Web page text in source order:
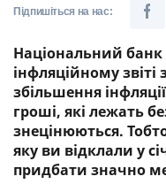
Підпишіться на нас:
Національний банк
інфляційному
збільшення
гроші, які лежать
знецінюються.
яку ви відклали у
придбати значно